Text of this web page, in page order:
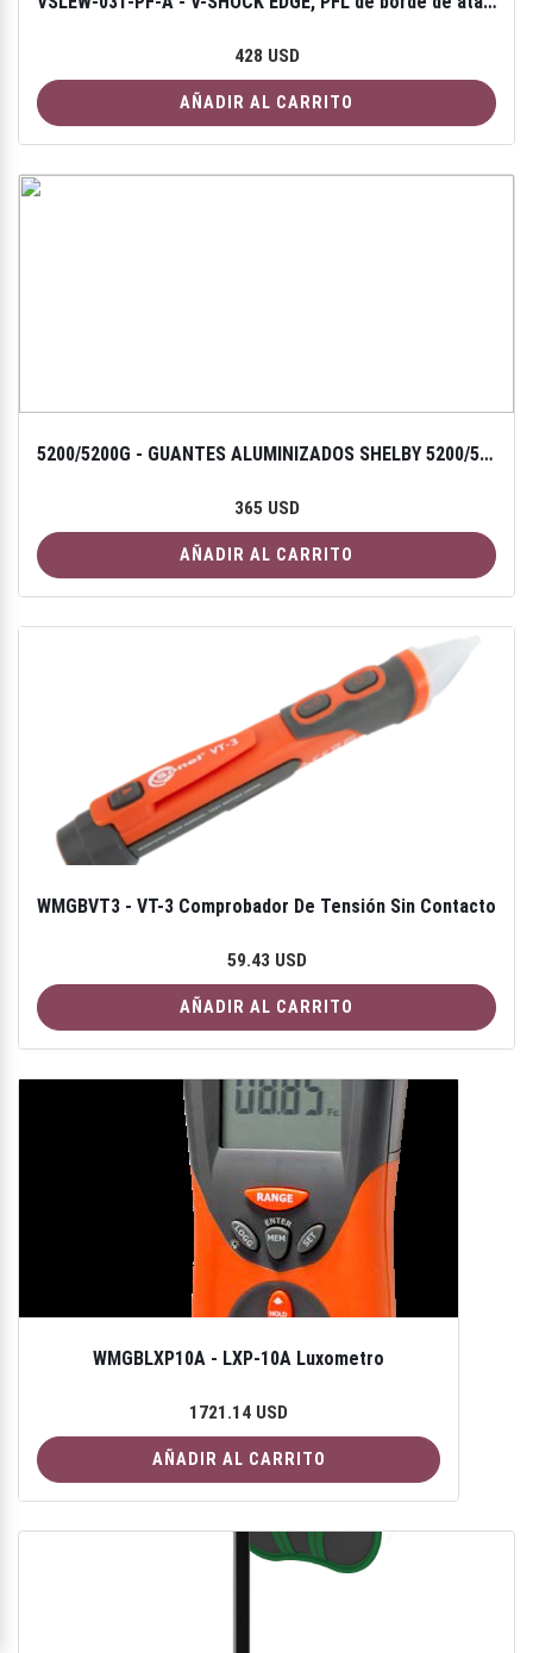
428 USD
AÑADIR AL CARRITO
5200/5200G - GUANTES ALUMINIZADOS SHELBY 5200/5200G PROXIMITY
365 USD
AÑADIR AL CARRITO
WMGBVT3 - VT-3 Comprobador De Tensión Sin Contacto
59.43 USD
AÑADIR AL CARRITO
WMGBLXP10A - LXP-10A Luxometro
1721.14 USD
AÑADIR AL CARRITO